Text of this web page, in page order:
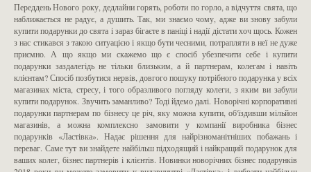
Переддень Нового року, дедлайни горять, роботи по горло, а відчуття свята, що
наближається не радує, а душить. Так, ми знаємо чому, адже ви знову забули
купити подарунки до свята і зараз бігаєте в паніці і надії дістати хоч щось. Кожен
з нас стикався з такою ситуацією і якщо бути чесними, потрапляти в неї не дуже
приємно. А що якщо ми скажемо що є спосіб убезпечити себе і купити
подарунки заздалегідь не тільки близьким, а й партнерам, колегам і навіть
клієнтам? Спосіб позбутися нервів, довгого пошуку потрібного подарунка у всіх
магазинах міста, стресу, і того образливого погляду колеги, з яким ви забули
купити подарунок. Звучить заманливо? Тоді йдемо далі. Новорічні корпоративні
подарунки партнерам по бізнесу це річ, яку можна купити, об'їздивши мільйон
магазинів, а можна комплексно замовити у компанії виробника бізнес
подарунків «Ластівка». Надає рішення для найрізноманітніших побажань і
переваг. Саме тут ви знайдете найбільш підходящий і найкращий подарунок для
ваших колег, бізнес партнерів і клієнтів. Новинки новорічних бізнес подарунків